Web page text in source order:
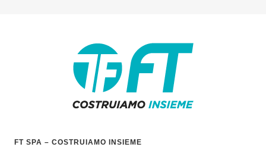
FT SPA – COSTRUIAMO INSIEME